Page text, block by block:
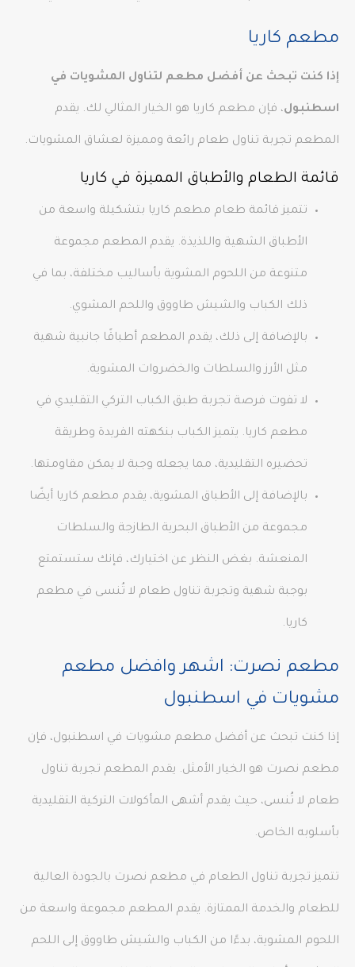
مطعم كاريا
إذا كنت تبحث عن أفضل مطعم لتناول المشويات في
اسطنبول، فإن مطعم كاريا هو الخيار المثالي لك. يقدم
المطعم تجربة تناول طعام رائعة ومميزة لعشاق المشويات.
قائمة الطعام والأطباق المميزة في كاريا
تتميز قائمة طعام مطعم كاريا بتشكيلة واسعة من
الأطباق الشهية واللذيذة. يقدم المطعم مجموعة
متنوعة من اللحوم المشوية بأساليب مختلفة، بما في
ذلك الكباب والشيش طاووق واللحم المشوي.
بالإضافة إلى ذلك، يقدم المطعم أطباقًا جانبية شهية
مثل الأرز والسلطات والخضروات المشوية.
لا تفوت فرصة تجربة طبق الكباب التركي التقليدي في
مطعم كاريا. يتميز الكباب بنكهته الفريدة وطريقة
تحضيره التقليدية، مما يجعله وجبة لا يمكن مقاومتها.
بالإضافة إلى الأطباق المشوية، يقدم مطعم كاريا أيضًا
مجموعة من الأطباق البحرية الطازجة والسلطات
المنعشة. بغض النظر عن اختيارك، فإنك ستستمتع
بوجبة شهية وتجربة تناول طعام لا تُنسى في مطعم
كاريا.
مطعم نصرت: اشهر وافضل مطعم
مشويات في اسطنبول
إذا كنت تبحث عن أفضل مطعم مشويات في اسطنبول، فإن
مطعم نصرت هو الخيار الأمثل. يقدم المطعم تجربة تناول
طعام لا تُنسى، حيث يقدم أشهى المأكولات التركية التقليدية
بأسلوبه الخاص.
تتميز تجربة تناول الطعام في مطعم نصرت بالجودة العالية
للطعام والخدمة الممتازة. يقدم المطعم مجموعة واسعة من
اللحوم المشوية، بدءًا من الكباب والشيش طاووق إلى اللحم